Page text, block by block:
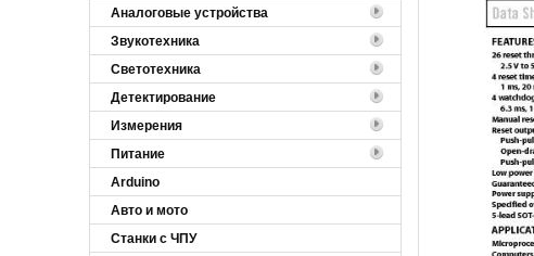
Аналоговые устройства
Звукотехника
Светотехника
Детектирование
Измерения
Питание
Arduino
Авто и мото
Станки с ЧПУ